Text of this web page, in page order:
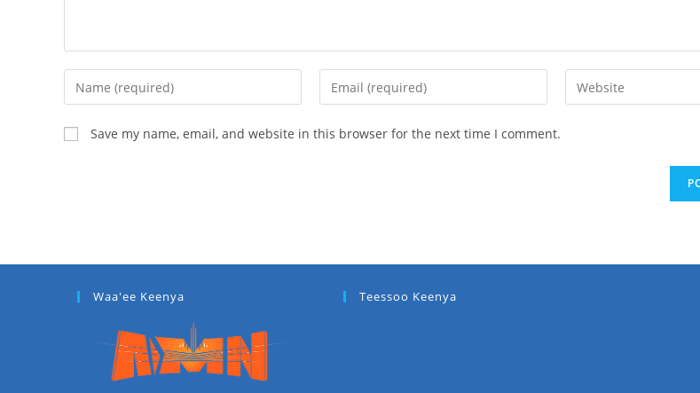
Save my name, email, and website in this browser for the next time I comment.
Waa'ee Keenya Teessoo Keenya